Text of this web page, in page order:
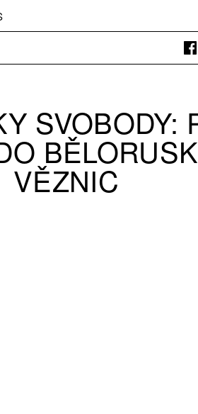
SVOBODY:
VĚZNIC